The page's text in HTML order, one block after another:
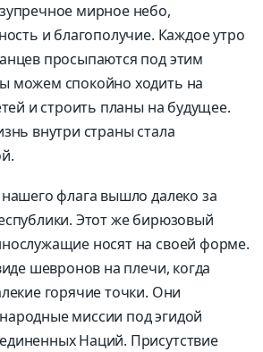
мирное небо,
и благополучие. Каждое утро
просыпаются под этим
спокойно ходить на
и строить планы на будущее.
внутри страны стала
флага вышло далеко за
Этот же бирюзовый
носят на своей форме.
шевронов на плечи, когда
горячие точки. Они
миссии под эгидой
Наций. Присутствие